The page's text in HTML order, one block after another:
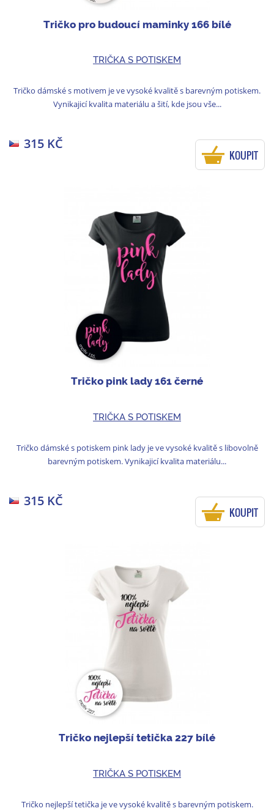
Tričko pro budoucí maminky 166 bílé
TRIČKA S POTISKEM
Tričko dámské s motivem je ve vysoké kvalitě s barevným potiskem.
Vynikajicí kvalita materiálu a šití, kde jsou vše...
315 KČ
KOUPIT
Tričko pink lady 161 černé
TRIČKA S POTISKEM
Tričko dámské s potiskem pink lady je ve vysoké kvalitě s libovolně
barevným potiskem. Vynikajicí kvalita materiálu...
315 KČ
KOUPIT
Tričko nejlepší tetička 227 bílé
TRIČKA S POTISKEM
Tričko nejlepší tetička je ve vysoké kvalitě s barevným potiskem.